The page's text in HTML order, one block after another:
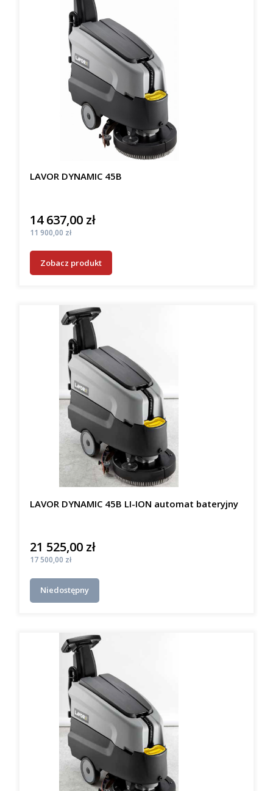
LAVOR DYNAMIC 45B
Cena
14 637,00 zł
Cena
11 900,00 zł
Zobacz produkt
LAVOR DYNAMIC 45B LI-ION automat bateryjny
Cena
21 525,00 zł
Cena
17 500,00 zł
Niedostępny